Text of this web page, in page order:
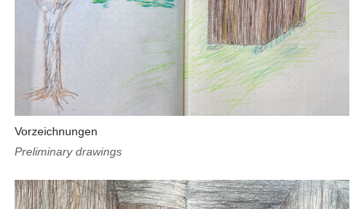
Vorzeichnungen
Preliminary drawings